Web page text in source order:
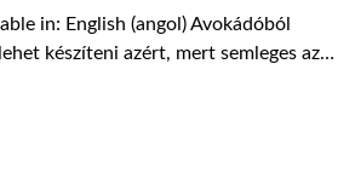
in: English (angol) Avokádóból
készíteni azért, mert semleges az…